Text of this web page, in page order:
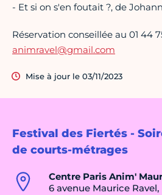
Festival des Fiertés -
de courts-métrages
Centre Paris Anim'
6 avenue Maurice Ravel,
- Et si on s'en foutait ?, de
Réservation conseillée au 01 44
animravel@gmail.com
Mise à jour le 03/11/2023